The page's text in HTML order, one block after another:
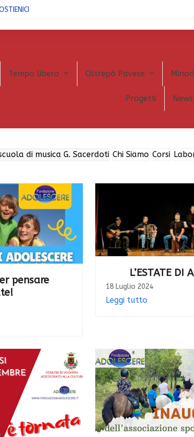
Tempo libero Oltrepò Pavese Minori
Progetti News
di musica G. Sacerdoti Chi Siamo Corsi
pensare
L’ESTATE DI
18 Luglio 2024
Leggi tutto